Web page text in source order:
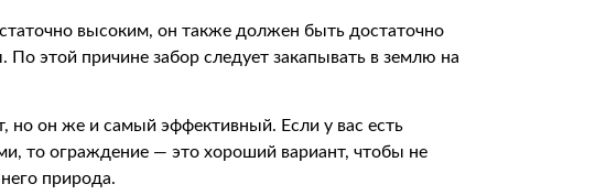
высоким, он также должен быть достаточно
этой причине забор следует закапывать в землю на
он же и самый эффективный. Если у вас есть
то ограждение — это хороший вариант, чтобы не
природа.